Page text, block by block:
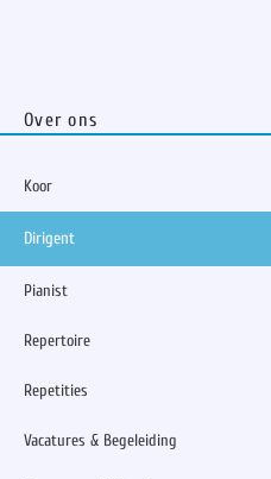
Over ons
Koor
Dirigent
Pianist
Repertoire
Repetities
Vacatures & Begeleiding